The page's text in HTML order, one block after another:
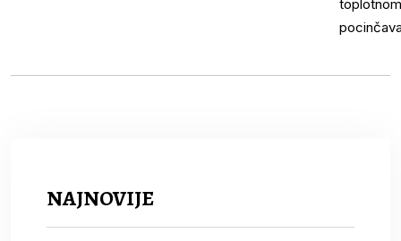
NAJNOVIJE